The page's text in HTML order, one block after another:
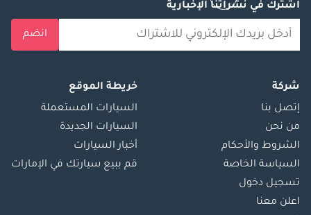
اشترك في نشراتنا الإخبارية
انضم
شركة
إتصل بنا
من نحن
الشروط والأحكام
السياسة الخاصة
تسجيل دخول
اعلن معنا
خريطة الموقع
السيارات المستعملة
السيارات الجديدة
أخبار السيارات
قم ببيع سيارتك في الإمارات